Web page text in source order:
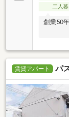
二人暮
創業50
賃貸アパート パ